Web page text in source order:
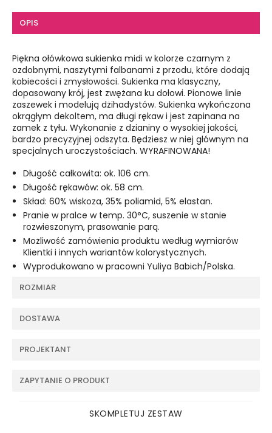
OPIS
Piękna ołówkowa sukienka midi w kolorze czarnym z
ozdobnymi, naszytymi falbanami z przodu, które dodają
kobiecości i zmysłowości. Sukienka ma klasyczny,
dopasowany krój, jest zwężana ku dołowi. Pionowe linie
zaszewek i modelują dżihadystów. Sukienka wykończona
okrągłym dekoltem, ma długi rękaw i jest zapinana na
zamek z tyłu. Wykonanie z dzianiny o wysokiej jakości,
bardzo precyzyjnej odszyta. Będziesz w niej głównym na
specjalnych uroczystościach. WYRAFINOWANA!
Długość całkowita: ok. 106 cm.
Długość rękawów: ok. 58 cm.
Skład: 60% wiskoza, 35% poliamid, 5% elastan.
Pranie w pralce w temp. 30°C, suszenie w stanie
rozwieszonym, prasowanie parą.
Możliwość zamówienia produktu według wymiarów
Klientki i innych wariantów kolorystycznych.
Wyprodukowano w pracowni Yuliya Babich/Polska.
ROZMIAR
DOSTAWA
PROJEKTANT
ZAPYTANIE O PRODUKT
SKOMPLETUJ ZESTAW